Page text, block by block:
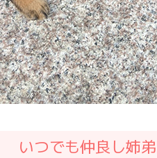
いつでも仲良し姉弟